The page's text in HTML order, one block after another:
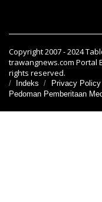
Copyright 2007 - 2024
trawangnews.com Portal
rights reserved.
Indeks Privacy Policy
Pedoman Pemberitaan